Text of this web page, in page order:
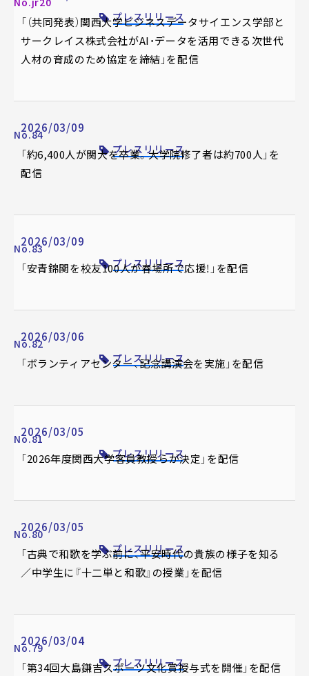
プレスリリース
「（共同発表）関西大学ビジネスデータサイエンス学部と
サークレイス株式会社がAI・データを活用できる次世代
人材の育成のため協定を締結」を配信
2026/03/09
No.84
プレスリリース
「約6,400人が関大を卒業。大学院修了者は約700人」を
配信
2026/03/09
No.83
プレスリリース
「安青錦関を校友100人が春場所で応援！」を配信
2026/03/06
No.82
プレスリリース
「ボランティアセンター、記念講演会を実施」を配信
2026/03/05
No.81
プレスリリース
「2026年度関西大学客員教授らが決定」を配信
2026/03/05
No.80
プレスリリース
「古典で和歌を学ぶ前に、平安時代の貴族の様子を知る
／中学生に『十二単と和歌』の授業」を配信
2026/03/04
No.79
プレスリリース
「第34回大島鎌吉スポーツ文化賞授与式を開催」を配信